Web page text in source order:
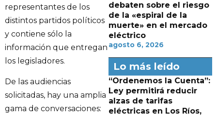
representantes de los
distintos partidos políticos
y contiene sólo la
información que entregan
los legisladores.
De las audiencias
solicitadas, hay una amplia
gama de conversaciones:
debaten sobre el riesgo
de la «espiral de la
muerte» en el mercado
eléctrico
agosto 6, 2026
Lo más leído
“Ordenemos la Cuenta”:
Ley permitirá reducir
alzas de tarifas
eléctricas en Los Ríos,